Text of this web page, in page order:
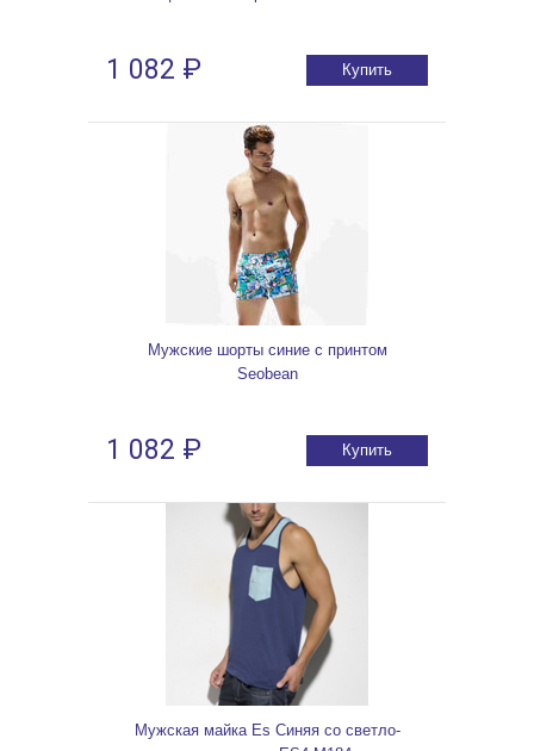
1 082 ₽ Купить
Мужские шорты синие с принтом
Seobean
1 082 ₽ Купить
Мужская майка Es Синяя со светло-